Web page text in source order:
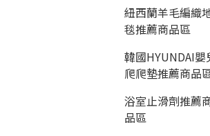
紐西蘭羊毛編織
毯推薦商品區
韓國HYUNDAI嬰
爬爬墊推薦商品
浴室止滑劑推薦
品區